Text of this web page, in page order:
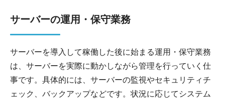
サーバーの運用・保守業務
サーバーを導入して稼働した後に始まる運用・保守業務
は、サーバーを実際に動かしながら管理を行っていく仕
事です。具体的には、サーバーの監視やセキュリティチ
ェック、バックアップなどです。状況に応じてシステム